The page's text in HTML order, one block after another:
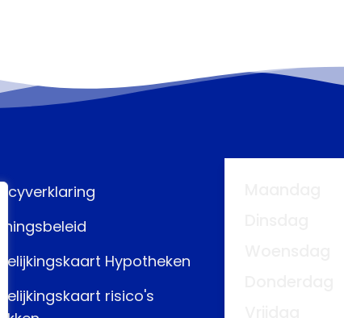
Hypotheken
risico's